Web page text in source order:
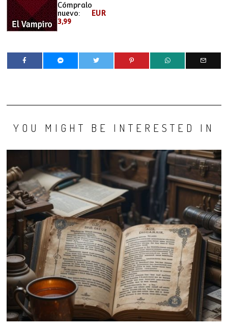
Cómpralo
nuevo:
EUR
3,99
YOU MIGHT BE INTERESTED IN